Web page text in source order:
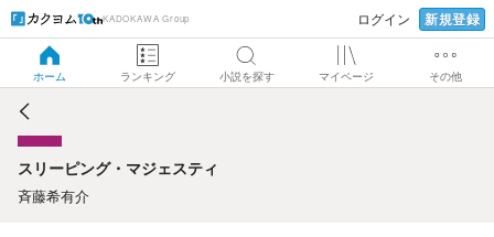
KADOKAWA Group ログイン 新規登録
ホーム ランキング 小説を探す マイページ その他
スリーピング・マジェスティ
スリーピング・マジェスティ
斉藤希有介